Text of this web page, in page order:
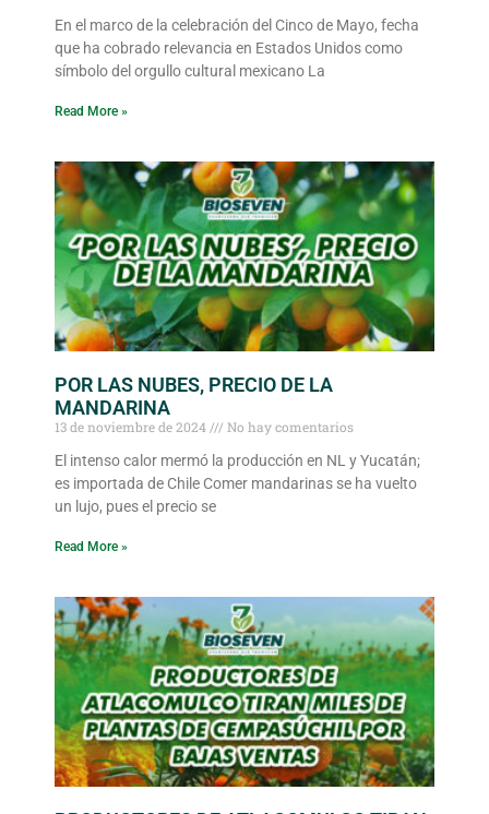
En el marco de la celebración del Cinco de Mayo, fecha
que ha cobrado relevancia en Estados Unidos como
símbolo del orgullo cultural mexicano La
Read More »
POR LAS NUBES, PRECIO DE LA
MANDARINA
13 de noviembre de 2024
No hay comentarios
El intenso calor mermó la producción en NL y Yucatán;
es importada de Chile Comer mandarinas se ha vuelto
un lujo, pues el precio se
Read More »